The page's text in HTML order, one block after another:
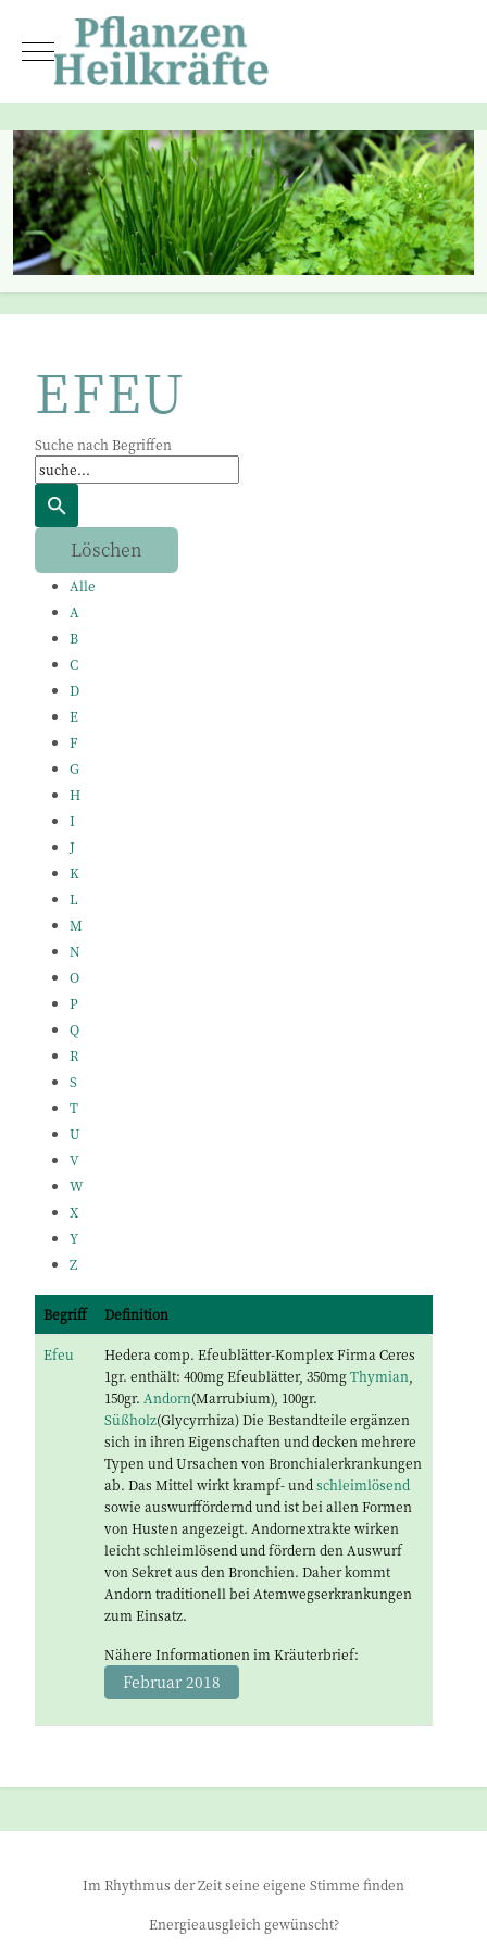
Mobile Menu Toggle
EFEU
Suche nach Begriffen
Alle
A
B
C
D
E
F
G
H
I
J
K
L
M
N
O
P
Q
R
S
T
U
V
W
X
Y
Z
Begriff Definition
Efeu
Hedera comp. Efeublätter-Komplex Firma Ceres
1gr. enthält: 400mg Efeublätter, 350mgThymian
150gr. Andorn(Marrubium), 100gr.
Süßholz(Glycyrrhiza) Die Bestandteile ergänzen
sich in ihren Eigenschaften und decken mehrere
Typen und Ursachen von Bronchialerkrankungen
ab. Das Mittel wirkt krampf- und schleimlösend
sowie auswurffördernd und ist bei allen Formen
von Husten angezeigt. Andornextrakte wirken
leicht schleimlösend und fördern den Auswurf
von Sekret aus den Bronchien. Daher kommt
Andorn traditionell bei Atemwegserkrankungen
zum Einsatz.
Nähere Informationen im Kräuterbrief:
Februar 2018
Im Rhythmus der Zeit seine eigene Stimme finden
Energieausgleich gewünscht?